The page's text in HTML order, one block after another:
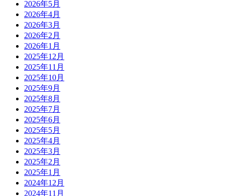
2026年5月
2026年4月
2026年3月
2026年2月
2026年1月
2025年12月
2025年11月
2025年10月
2025年9月
2025年8月
2025年7月
2025年6月
2025年5月
2025年4月
2025年3月
2025年2月
2025年1月
2024年12月
2024年11月